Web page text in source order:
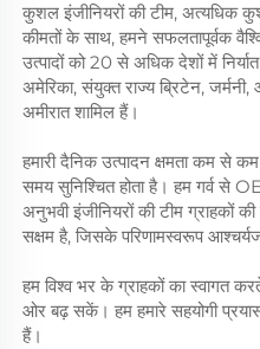
कुशल इंजीनियरों की टीम, अत्यधिक
कीमतों के साथ, हमने सफलतापूर्वक
उत्पादों को 20 से अधिक देशों में
अमेरिका, संयुक्त राज्य ब्रिटेन,
अमीरात शामिल हैं।
हमारी दैनिक उत्पादन क्षमता कम से
समय सुनिश्चित होता है। हम गर्व से
अनुभवी इंजीनियरों की टीम
सक्षम है, जिसके परिणामस्वरूप
हम विश्व भर के ग्राहकों का स्वागत
ओर बढ़ सकें। हम हमारे सहयोगी
हैं।